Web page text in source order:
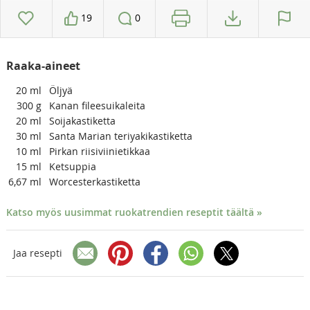
19 0
Raaka-aineet
20 ml
Öljyä
300 g
Kanan fileesuikaleita
20 ml
Soijakastiketta
30 ml
Santa Marian teriyakikastiketta
10 ml
Pirkan riisiviinietikkaa
15 ml
Ketsuppia
6,67 ml Worcesterkastiketta
Katso myös uusimmat ruokatrendien reseptit täältä »
Jaa resepti